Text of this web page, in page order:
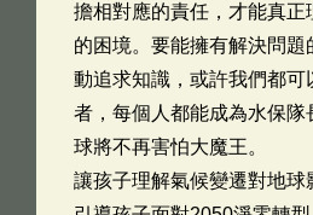
擔相對應的責任，才能真正
的困境。要能擁有解決問題
動追求知識，或許我們都可
者，每個人都能成為水保隊
球將不再害怕大魔王。
讓孩子理解氣候變遷對地球